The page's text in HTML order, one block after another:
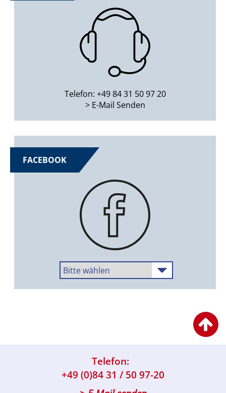
Telefon: +49 84 31 50 97 20
> E-Mail Senden
FACEBOOK
Telefon:
+49 (0)84 31 / 50 97-20